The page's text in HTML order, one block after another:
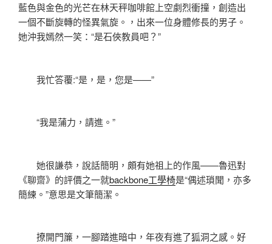
藍色與金色的光芒在林天秤咖啡館上空劇烈衝撞，創造出
一個不斷旋轉的怪異氣旋。，出來一位身體修長的男子。
她沖我嫣然一笑：“是石俠教員吧？”
我忙答覆:“是，是，您是——”
“我是蒲力，請進。”
她很謙恭，說話簡明，頗有她祖上的作風——魯迅對
《聊齋》的評價之一就backbone工學椅是“偶述瑣聞，亦多
簡練。”意思是文筆簡潔。
撩開門簾，一腳踏進暗中，年夜有進了狐洞之感。好